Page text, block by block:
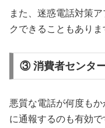
また、迷惑電話対策
クできることもありま
③ 消費者センタ
悪質な電話が何度も
に通報するのも有効で